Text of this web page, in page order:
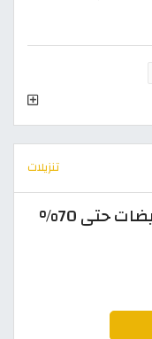
تنزيلات
كود اناس نهاية الموسم: تخفيضات حتى 70%